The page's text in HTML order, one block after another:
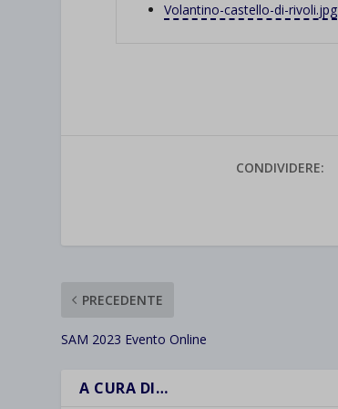
Volantino-castello-di-rivoli.jpg
CONDIVIDERE:
PRECEDENTE
SAM 2023 Evento Online
A CURA DI…